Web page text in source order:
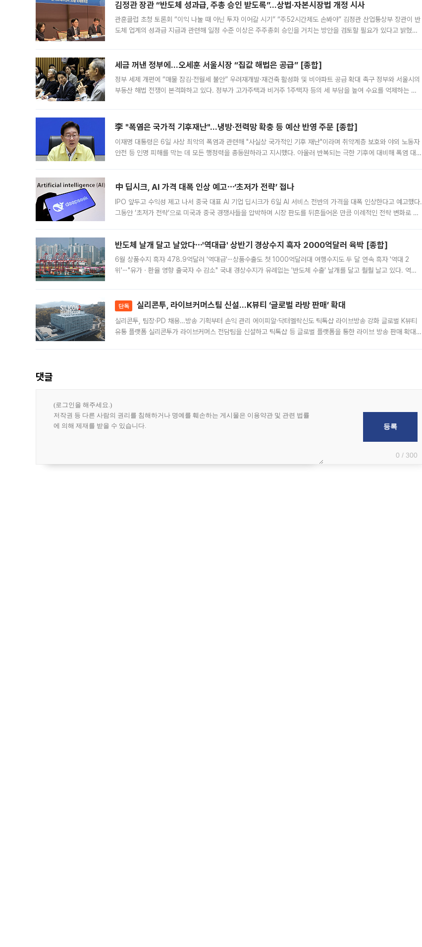
김정관 장관 “반도체 성과급, 주총 승인 받도록”…상법·자본시장법 개정 시사
관훈클럽 초청 토론회 “이익 나눌 때 아닌 투자 이어갈 시기” “주52시간제도 손봐야” 김정관 산업통상부 장관이 반
도체 업계의 성과급 지급과 관련해 일정 수준 이상은 주주총회 승인을 거치는 방안을 검토할 필요가 있다고 밝혔다.
세금 꺼낸 정부에…오세훈 서울시장 “집값 해법은 공급” [종합]
정부 세제 개편에 “매물 잠김·전월세 불안” 우려재개발·재건축 활성화 및 비아파트 공급 확대 촉구 정부와 서울시의
부동산 해법 전쟁이 본격화하고 있다. 정부가 고가주택과 비거주 1주택자 등의 세 부담을 높여 수요를 억제하는 카
李 "폭염은 국가적 기후재난"…냉방·전력망 확충 등 예산 반영 주문 [종합]
이재명 대통령은 6일 사상 최악의 폭염과 관련해 "사실상 국가적인 기후 재난"이라며 취약계층 보호와 야외 노동자
안전 등 인명 피해를 막는 데 모든 행정력을 총동원하라고 지시했다. 아울러 반복되는 극한 기후에 대비해 폭염 대응
中 딥시크, AI 가격 대폭 인상 예고⋯‘초저가 전략’ 접나
IPO 앞두고 수익성 제고 나서 중국 대표 AI 기업 딥시크가 6일 AI 서비스 전반의 가격을 대폭 인상한다고 예고했다.
그동안 ‘초저가 전략’으로 미국과 중국 경쟁사들을 압박하며 시장 판도를 뒤흔들어온 만큼 이례적인 전략 변화로 평
반도체 날개 달고 날았다⋯'역대급' 상반기 경상수지 흑자 2000억달러 육박 [종합]
6월 상품수지 흑자 478.9억달러 '역대급'⋯상품수출도 첫 1000억달러대 여행수지도 두 달 연속 흑자 '역대 2
위'⋯"유가ㆍ환율 영향 출국자 수 감소" 국내 경상수지가 유례없는 '반도체 수출' 날개를 달고 훨훨 날고 있다. 역대
단독 실리콘투, 라이브커머스팀 신설…K뷰티 ‘글로벌 라방 판매’ 확대
실리콘투, 팀장·PD 채용…방송 기획부터 손익 관리 에이피알·닥터멜락신도 틱톡샵 라이브방송 강화 글로벌 K뷰티
유통 플랫폼 실리콘투가 라이브커머스 전담팀을 신설하고 틱톡샵 등 글로벌 플랫폼을 통한 라이브 방송 판매 확대에
댓글
0 / 300